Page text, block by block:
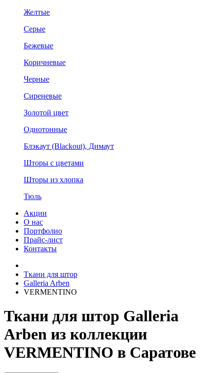
Желтые
Серые
Бежевые
Коричневые
Черные
Сиреневые
Золотой цвет
Однотонные
Блэкаут (Blackout), Димаут
Шторы с цветами
Шторы из хлопка
Тюль
Акции
О нас
Портфолио
Прайс-лист
Контакты
Ткани для штор
Galleria Arben
VERMENTINO
Ткани для штор Galleria
Arben из коллекции
VERMENTINO в Саратове